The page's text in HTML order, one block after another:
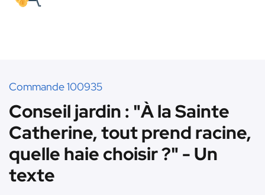
Commande 100935
Conseil jardin : "À la Sainte
Catherine, tout prend racine,
quelle haie choisir ?" - Un
texte